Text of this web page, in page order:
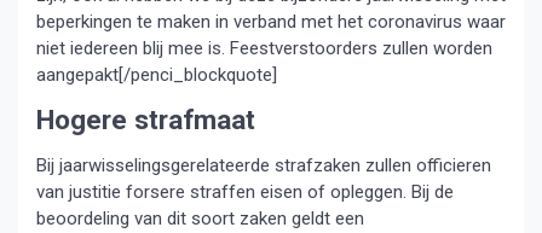
beperkingen te maken in verband met het coronavirus waar
niet iedereen blij mee is. Feestverstoorders zullen worden
aangepakt[/penci_blockquote]
Hogere strafmaat
Bij jaarwisselingsgerelateerde strafzaken zullen officieren
van justitie forsere straffen eisen of opleggen. Bij de
beoordeling van dit soort zaken geldt een